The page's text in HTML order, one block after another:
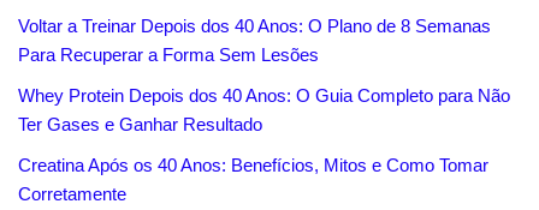
Voltar a Treinar Depois dos 40 Anos: O Plano de 8 Semanas
Para Recuperar a Forma Sem Lesões
Whey Protein Depois dos 40 Anos: O Guia Completo para Não
Ter Gases e Ganhar Resultado
Creatina Após os 40 Anos: Benefícios, Mitos e Como Tomar
Corretamente